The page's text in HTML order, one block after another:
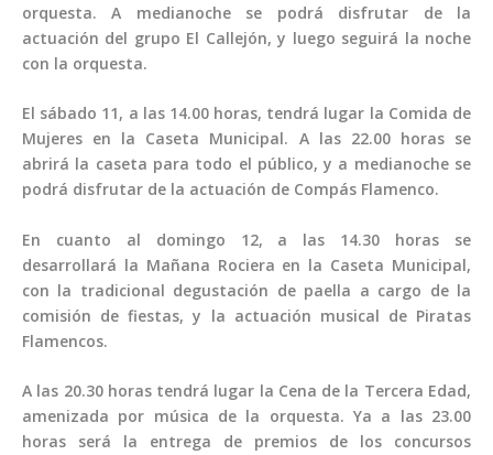
orquesta. A medianoche se podrá disfrutar de la
actuación del grupo El Callejón, y luego seguirá la noche
con la orquesta.
El sábado 11, a las 14.00 horas, tendrá lugar la Comida de
Mujeres en la Caseta Municipal. A las 22.00 horas se
abrirá la caseta para todo el público, y a medianoche se
podrá disfrutar de la actuación de Compás Flamenco.
En cuanto al domingo 12, a las 14.30 horas se
desarrollará la Mañana Rociera en la Caseta Municipal,
con la tradicional degustación de paella a cargo de la
comisión de fiestas, y la actuación musical de Piratas
Flamencos.
A las 20.30 horas tendrá lugar la Cena de la Tercera Edad,
amenizada por música de la orquesta. Ya a las 23.00
horas será la entrega de premios de los concursos